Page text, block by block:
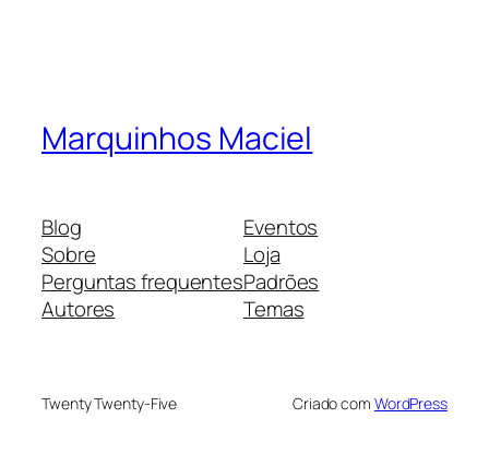
Marquinhos Maciel
Blog
Sobre
Perguntas frequentes
Autores
Eventos
Loja
Padrões
Temas
Twenty Twenty-Five Criado com WordPress